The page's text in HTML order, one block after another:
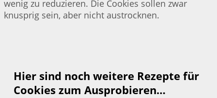
wenig zu reduzieren. Die Cookies sollen zwar
knusprig sein, aber nicht austrocknen.
Hier sind noch weitere Rezepte für
Cookies zum Ausprobieren…